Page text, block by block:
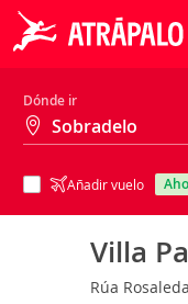
Dónde ir
Añadir vuelo
Villa
Rúa